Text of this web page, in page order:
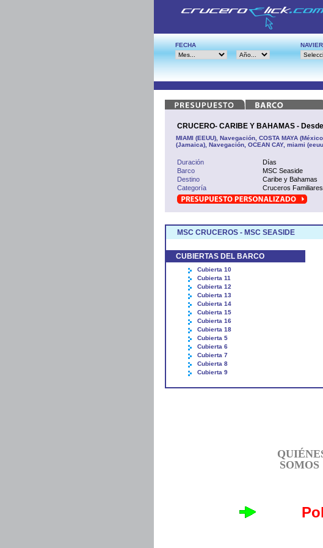
FECHA
CRUCERO- CARIBE Y BAHAMAS -
MIAMI (EEUU), Navegación, COSTA MAYA
(Jamaica), Navegación, OCEAN CAY, miami
Duración
Días
Barco
MSC Seaside
Destino
Caribe y Bahamas
Categoría
Cruceros Familiares
MSC CRUCEROS - MSC SEASIDE
CUBIERTAS DEL BARCO
Cubierta 10
Cubierta 11
Cubierta 12
Cubierta 13
Cubierta 14
Cubierta 15
Cubierta 16
Cubierta 18
Cubierta 5
Cubierta 6
Cubierta 7
Cubierta 8
Cubierta 9
SOMOS